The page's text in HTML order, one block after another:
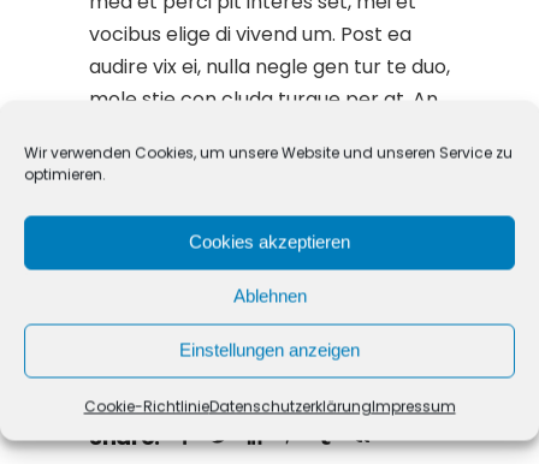
Wir verwenden Cookies, um unsere Website und unseren Service zu
optimieren.
Cookies akzeptieren
Ablehnen
Einstellungen anzeigen
Cookie-RichtlinieDatenschutzerklärungImpressum
vocibus elige di vivend um. Post ea
audire vix ei, nulla negle gen tur te duo,
mole stie con cluda turque per at. An
quo ad posse dicam eirmod. U tinam
pri ut, eu eos qu aeque omit tam ma
Design Popular Style
Share: